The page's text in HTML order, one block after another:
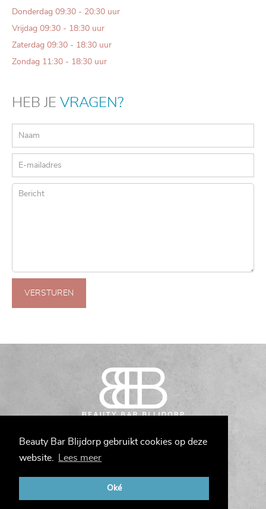
Beauty Bar Blijdorp gebruikt cookies op deze
website.
Lees meer
Oké
Donderdag 09:30 - 20:30 uur
Vrijdag 09:30 - 18:30 uur
Zaterdag 09:30 - 18:30 uur
Zondag 11:30 - 18:30 uur
HEB JE VRAGEN?
VERSTUREN
Bergselaan 275